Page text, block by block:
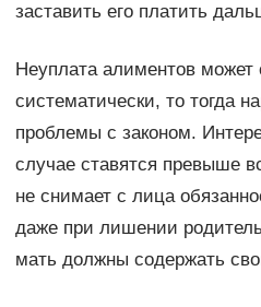
заставить его платить
Неуплата алиментов может
систематически, то тогда
проблемы с законом.
случае ставятся превыше
не снимает с лица
даже при лишении
мать должны содержать